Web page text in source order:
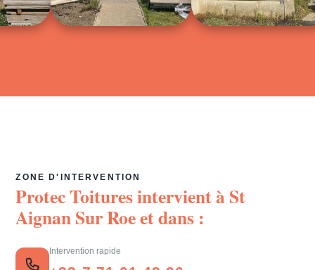
ZONE D'INTERVENTION
Protec Toitures intervient àSt
Aignan Sur Roeet dans :
Intervention rapide